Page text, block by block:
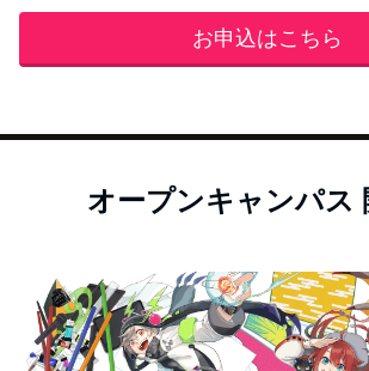
お申込はこちら
オープンキャンパス